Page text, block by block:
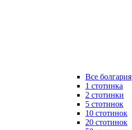
Все болгария
1 стотинка
2 стотинки
5 стотинок
10 стотинок
20 стотинок